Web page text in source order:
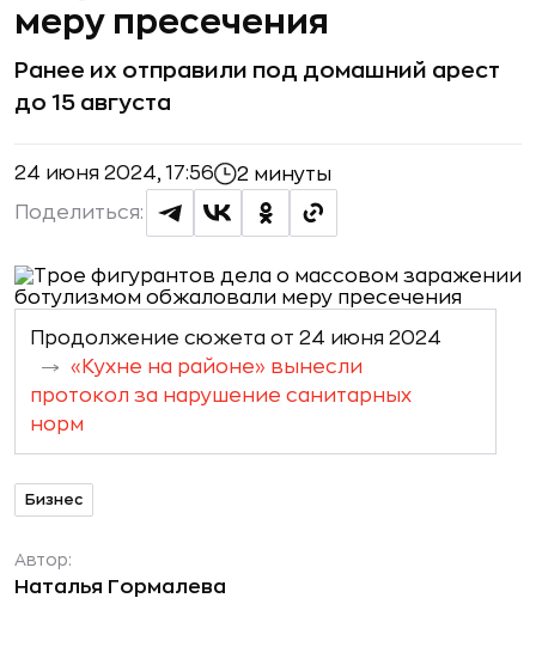
меру пресечения
Ранее их отправили под домашний арест
до 15 августа
24 июня 2024, 17:56 2 минуты
Поделиться:
Продолжение сюжета от 24 июня 2024
«Кухне на районе» вынесли
протокол за нарушение санитарных
норм
Бизнес
Автор:
Наталья Гормалева